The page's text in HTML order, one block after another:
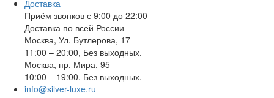
Доставка
Приём звонков с 9:00 до 22:00
Доставка по всей России
Москва, Ул. Бутлерова, 17
11:00 – 20:00, Без выходных.
Москва, пр. Мира, 95
10:00 – 19:00. Без выходных.
info@silver-luxe.ru